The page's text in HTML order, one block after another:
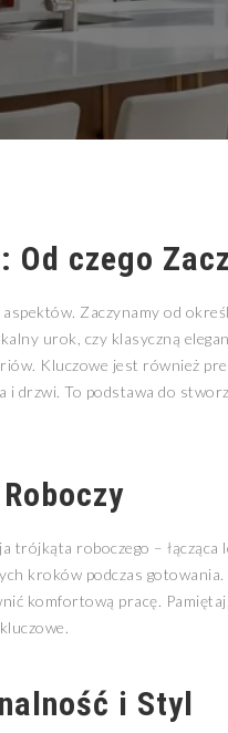
Od czego
Zaczynamy od
urok, czy klasyczną
Kluczowe jest również
i drzwi. To podstawa do
trójkąta roboczego – łącząca
kroków podczas gotowania.
komfortową pracę.
i Styl